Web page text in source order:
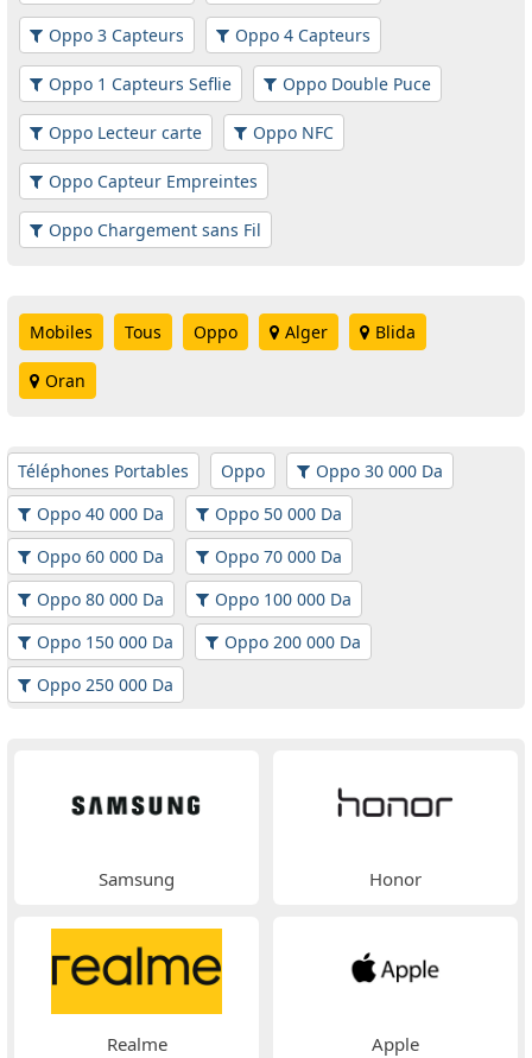
Oppo 3 Capteurs Oppo 4 Capteurs
Oppo 1 Capteurs Seflie Oppo Double Puce
Oppo Lecteur carte Oppo NFC
Oppo Capteur Empreintes
Oppo Chargement sans Fil
Mobiles Tous Oppo Alger Blida
Oran
Téléphones Portables Oppo
Oppo 30 000 Da
Oppo 40 000 Da
Oppo 50 000 Da
Oppo 60 000 Da
Oppo 70 000 Da
Oppo 80 000 Da
Oppo 100 000 Da
Oppo 150 000 Da
Oppo 200 000 Da
Oppo 250 000 Da
Samsung Honor
Realme Apple